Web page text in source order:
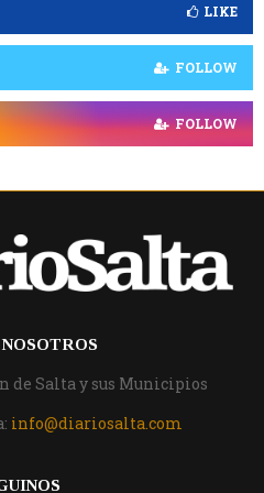
LIKE
FOLLOW
FOLLOW
Salta y sus Municipios
info@diariosalta.com